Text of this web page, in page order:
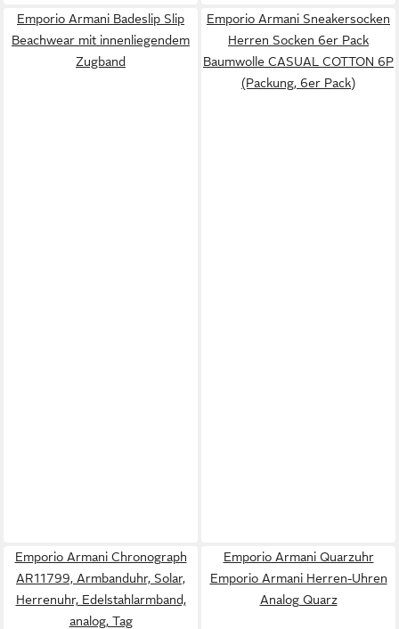
Emporio Armani Badeslip Slip
Beachwear mit innenliegendem
Zugband
Emporio Armani Sneakersocken
Herren Socken 6er Pack
Baumwolle CASUAL COTTON 6P
(Packung, 6er Pack)
Emporio Armani Chronograph
AR11799, Armbanduhr, Solar,
Herrenuhr, Edelstahlarmband,
analog, Tag
Emporio Armani Quarzuhr
Emporio Armani Herren-Uhren
Analog Quarz